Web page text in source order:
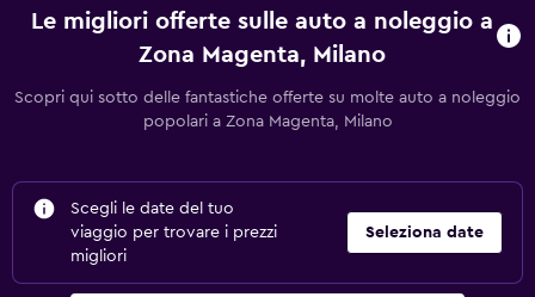
Le migliori offerte sulle auto a noleggio a
Zona Magenta, Milano
Scopri qui sotto delle fantastiche offerte su molte auto a noleggio
popolari a Zona Magenta, Milano
Scegli le date del tuo
viaggio per trovare i prezzi
migliori
Seleziona date